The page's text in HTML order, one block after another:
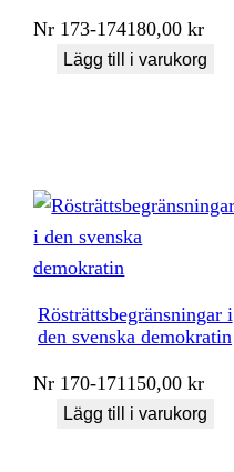
Nr 173-174180,00kr
Lägg till i varukorg
Rösträttsbegränsningar i
den svenska demokratin
Nr 170-171150,00kr
Lägg till i varukorg